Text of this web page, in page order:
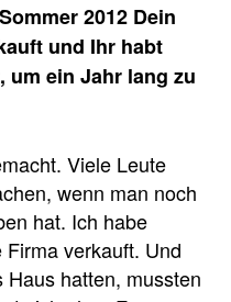
2012 Dein
und Ihr habt
um ein Jahr lang zu
Viele Leute
wenn man noch
hat. Ich habe
verkauft. Und
hatten, mussten